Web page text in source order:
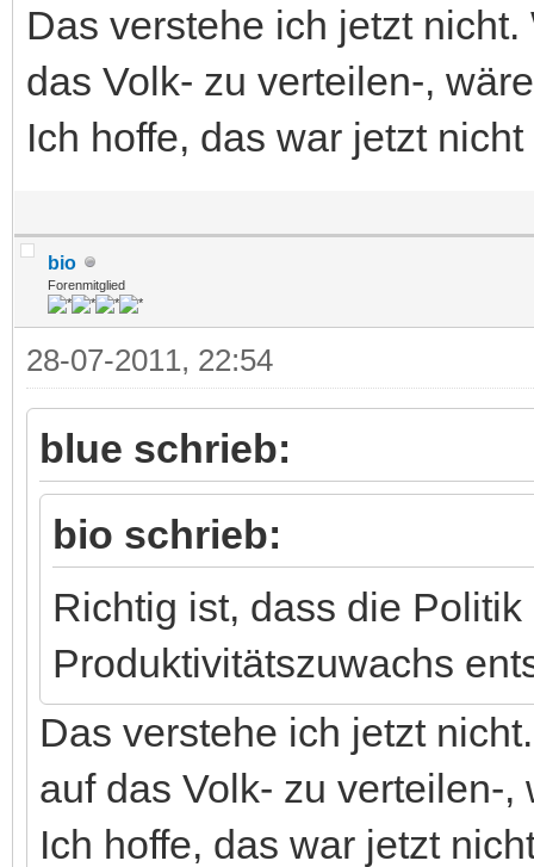
Das verstehe ich jetzt
das Volk- zu verteilen-,
Ich hoffe, das war jetzt
bio
Forenmitglied
28-07-2011, 22:54
blue schrieb:
bio schrieb:
Richtig ist, dass die
Produktivitätszuwachs
Das verstehe ich jetzt
auf das Volk- zu verteilen-
Ich hoffe, das war jetzt